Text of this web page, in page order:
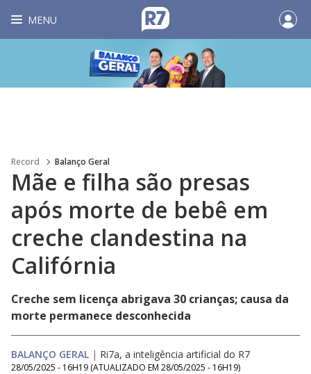
MENU
Record Balanço Geral
Mãe e filha são presas
após morte de bebê em
creche clandestina na
Califórnia
Creche sem licença abrigava 30 crianças; causa da
morte permanece desconhecida
BALANÇO GERAL | Ri7a, a inteligência artificial do R7
28/05/2025 - 16H19 (ATUALIZADO EM 28/05/2025 - 16H19)